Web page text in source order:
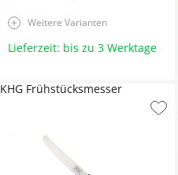
Weitere Varianten
Lieferzeit: bis zu 3 Werktage
KHG Frühstücksmesser